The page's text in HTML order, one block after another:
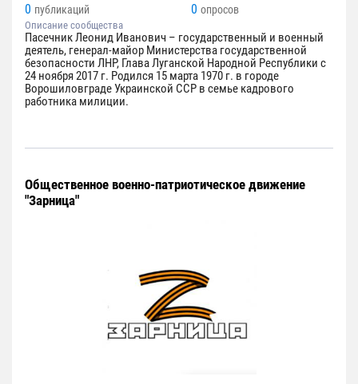
0 публикаций 0 опросов
Описание сообщества
Пасечник Леонид Иванович – государственный и военный
деятель, генерал-майор Министерства государственной
безопасности ЛНР, Глава Луганской Народной Республики с
24 ноября 2017 г. Родился 15 марта 1970 г. в городе
Ворошиловграде Украинской ССР в семье кадрового
работника милиции.
Общественное военно-патриотическое движение
"Зарница"